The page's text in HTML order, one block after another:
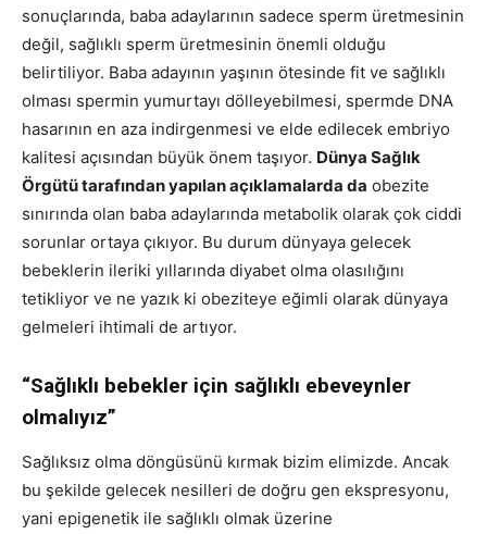
sonuçlarında, baba adaylarının sadece sperm üretmesinin
değil, sağlıklı sperm üretmesinin önemli olduğu
belirtiliyor. Baba adayının yaşının ötesinde fit ve sağlıklı
olması spermin yumurtayı dölleyebilmesi, spermde DNA
hasarının en aza indirgenmesi ve elde edilecek embriyo
kalitesi açısından büyük önem taşıyor. Dünya Sağlık
Örgütü tarafından yapılan açıklamalarda da obezite
sınırında olan baba adaylarında metabolik olarak çok ciddi
sorunlar ortaya çıkıyor. Bu durum dünyaya gelecek
bebeklerin ileriki yıllarında diyabet olma olasılığını
tetikliyor ve ne yazık ki obeziteye eğimli olarak dünyaya
gelmeleri ihtimali de artıyor.
“Sağlıklı bebekler için sağlıklı ebeveynler
olmalıyız”
Sağlıksız olma döngüsünü kırmak bizim elimizde. Ancak
bu şekilde gelecek nesilleri de doğru gen ekspresyonu,
yani epigenetik ile sağlıklı olmak üzerine